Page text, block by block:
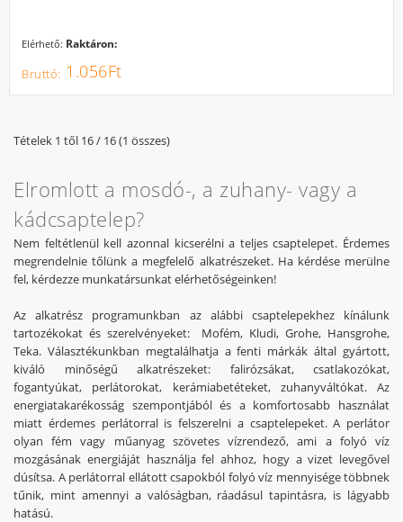
Elérhető: Raktáron:
1.056Ft
Tételek 1 től 16 / 16 (1 összes)
Elromlott a mosdó-, a zuhany- vagy a
kádcsaptelep?
Nem feltétlenül kell azonnal kicserélni a teljes csaptelepet. Érdemes
megrendelnie tőlünk a megfelelő alkatrészeket. Ha kérdése merülne
fel, kérdezze munkatársunkat elérhetőségeinken!
Az alkatrész programunkban az alábbi csaptelepekhez kínálunk
tartozékokat és szerelvényeket: Mofém, Kludi, Grohe, Hansgrohe,
Teka. Választékunkban megtalálhatja a fenti márkák által gyártott,
kiváló minőségű alkatrészeket: falirózsákat, csatlakozókat,
fogantyúkat, perlátorokat, kerámiabetéteket, zuhanyváltókat. Az
energiatakarékosság szempontjából és a komfortosabb használat
miatt érdemes perlátorral is felszerelni a csaptelepeket. A perlátor
olyan fém vagy műanyag szövetes vízrendező, ami a folyó víz
mozgásának energiáját használja fel ahhoz, hogy a vizet levegővel
dúsítsa. A perlátorral ellátott csapokból folyó víz mennyisége többnek
tűnik, mint amennyi a valóságban, ráadásul tapintásra, is lágyabb
hatású.